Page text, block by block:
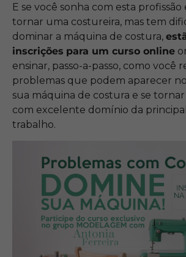
E se você sonha com esta profissão
tornar uma costureira, mas tem
dominar a máquina de costura,
inscrições para um curso online
ensinar, passo-a-passo, como você
problemas que podem aparecer
sua máquina de costura e se
com excelente domínio da
trabalho.